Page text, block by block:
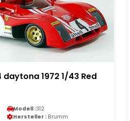
daytona 1972 1/43 Red
Modell :312
Hersteller : Brumm